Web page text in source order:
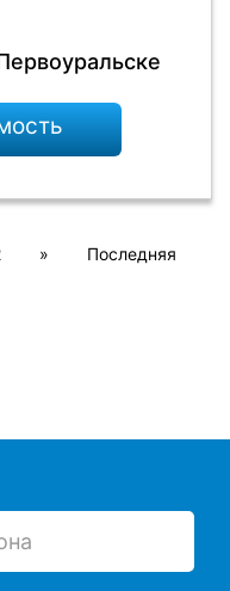
» Последняя